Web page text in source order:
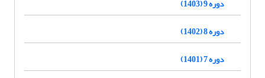
دوره 9 (1403)
دوره 8 (1402)
دوره 7 (1401)